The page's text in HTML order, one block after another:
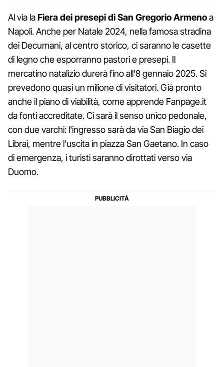
Al via laFiera deipresepi di San Gregorio Armenoa
Napoli. Anche per Natale 2024, nella famosa stradina
dei Decumani, al centro storico, ci saranno le casette
di legno che esporranno pastori e presepi. Il
mercatino natalizio durerà fino all'8 gennaio 2025. Si
prevedono quasi un milione di visitatori. Già pronto
anche il piano di viabilità, come apprende Fanpage.it
da fonti accreditate. Ci sarà il senso unico pedonale,
con due varchi: l'ingresso sarà da via San Biagio dei
Librai, mentre l'uscita in piazza San Gaetano. In caso
di emergenza, i turisti saranno dirottati verso via
Duomo.